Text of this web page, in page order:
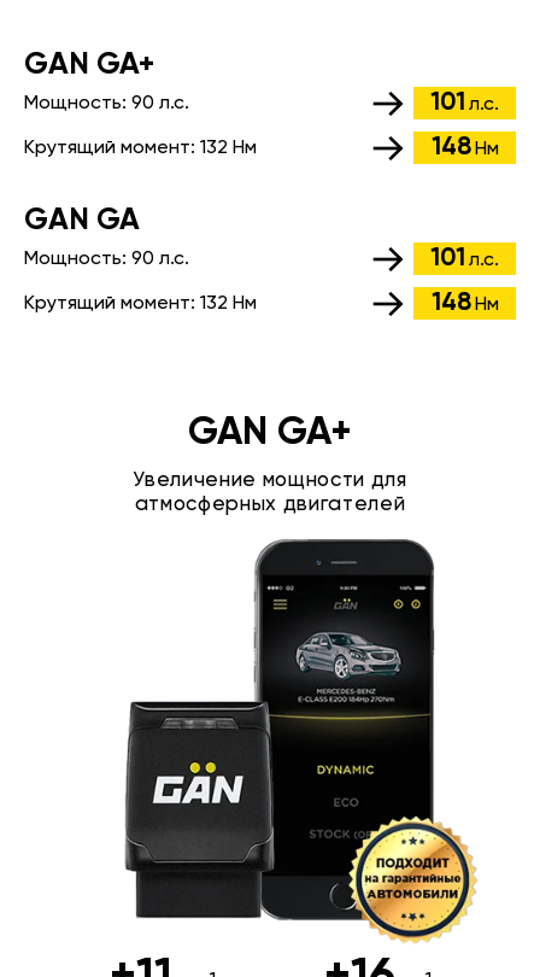
GАN GA+
Мощность: 90 л.с. 101 л.с.
Крутящий момент: 132 Нм 148 Нм
GАN GA
Мощность: 90 л.с. 101 л.с.
Крутящий момент: 132 Нм 148 Нм
GAN GA+
Увеличение мощности для
атмосферных двигателей